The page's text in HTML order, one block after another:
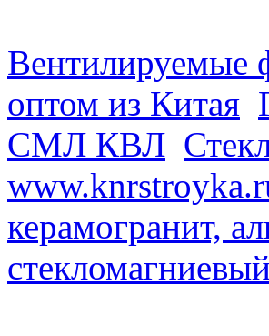
Вентилируемые
оптом из Китая
СМЛ КВЛ
керамогранит,